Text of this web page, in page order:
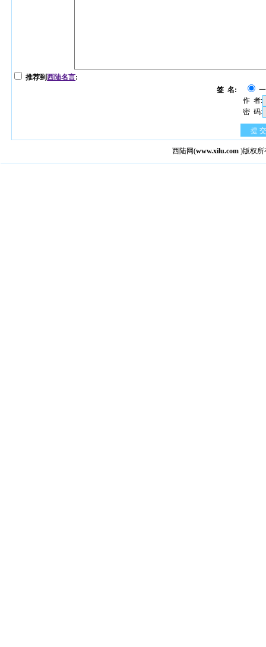
推荐到西陆名言:
签 名:
作 者:
密 码:
提 交
西陆网(www.xilu.com )版权